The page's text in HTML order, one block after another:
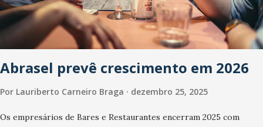
Abrasel prevê crescimento em 2026
Por Lauriberto Carneiro Braga dezembro 25, 2025
Os empresários de Bares e Restaurantes encerram 2025 com